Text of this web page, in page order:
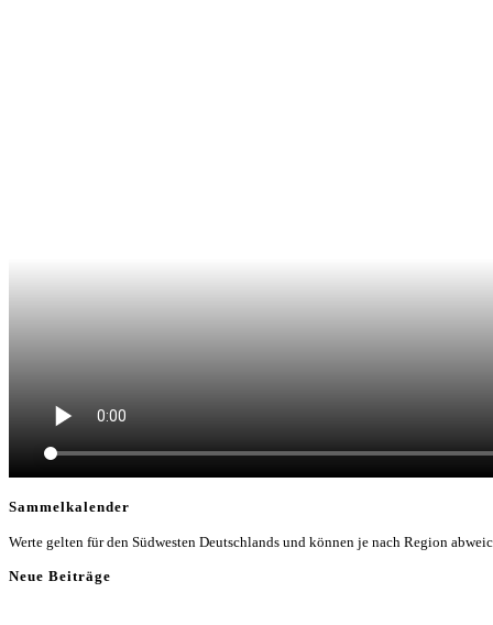
Sammelkalender
Werte gelten für den Südwesten Deutschlands und können je nach Region
Neue Beiträge